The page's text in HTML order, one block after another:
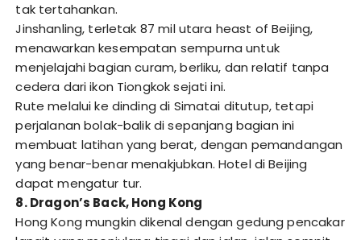
tak tertahankan.
Jinshanling, terletak 87 mil utara heast of Beijing,
menawarkan kesempatan sempurna untuk
menjelajahi bagian curam, berliku, dan relatif tanpa
cedera dari ikon Tiongkok sejati ini.
Rute melalui ke dinding di Simatai ditutup, tetapi
perjalanan bolak-balik di sepanjang bagian ini
membuat latihan yang berat, dengan pemandangan
yang benar-benar menakjubkan. Hotel di Beijing
dapat mengatur tur.
8. Dragon’s Back, Hong Kong
Hong Kong mungkin dikenal dengan gedung pencakar